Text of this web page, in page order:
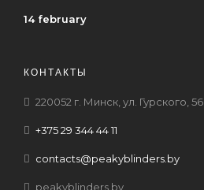
14 february
КОНТАКТЫ
220052 г. Минск, ул. Гурского, 56
+375 29 344 44 11
contacts@peakyblinders.by
peakyblinders.by